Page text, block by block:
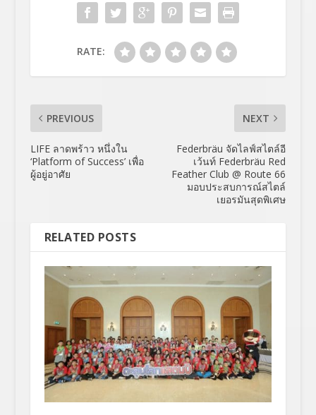
RATE:
PREVIOUS
LIFE ลาดพร้าว หนึ่งใน
‘Platform of Success’ เพื่อ
ผู้อยู่อาศัย
NEXT
Federbräu จัดไลฟ์สไตล์อี
เว้นท์ Federbräu Red
Feather Club @ Route 66
มอบประสบการณ์สไตล์
เยอรมันสุดพิเศษ
RELATED POSTS